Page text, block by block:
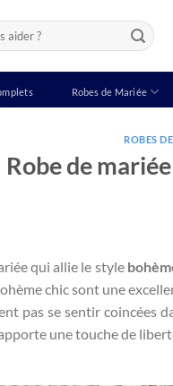
Robes de Mariée
ROBES
Robe de
qui allie le style
chic sont une
pas se sentir coincées
une touche de